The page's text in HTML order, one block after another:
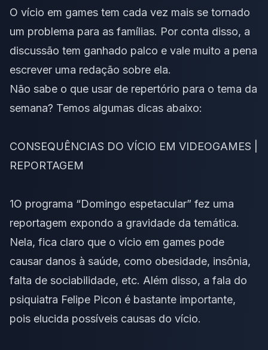
O vício em games tem cada vez mais se tornado
um problema para as famílias. Por conta disso, a
discussão tem ganhado palco e vale muito a pena
escrever uma redação sobre ela.
Não sabe o que usar de repertório para o tema da
semana? Temos algumas dicas abaixo:
CONSEQUÊNCIAS DO VÍCIO EM VIDEOGAMES |
REPORTAGEM
1O programa “Domingo espetacular” fez uma
reportagem expondo a gravidade da temática.
Nela, fica claro que o vício em games pode
causar danos à saúde, como obesidade, insônia,
falta de sociabilidade, etc. Além disso, a fala do
psiquiatra Felipe Picon é bastante importante,
pois elucida possíveis causas do vício.